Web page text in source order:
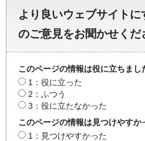
より良いウェブサイトに
のご意見をお聞かせくだ
このページの情報は役に立ちまし
1：役に立った
2：ふつう
3：役に立たなかった
このページの情報は見つけやすか
1：見つけやすかった